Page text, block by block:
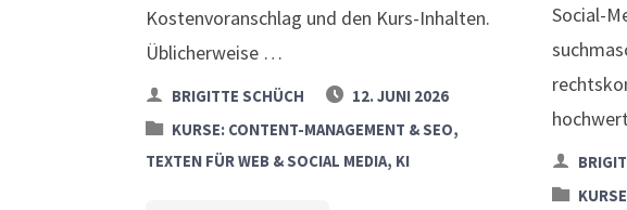
Kostenvoranschlag und den Kurs-Inhalten.
Üblicherweise …
BRIGITTE SCHÜCH
12. JUNI 2026
KURSE: CONTENT-MANAGEMENT & SEO,
TEXTEN FÜR WEB & SOCIAL MEDIA, KI
Social-